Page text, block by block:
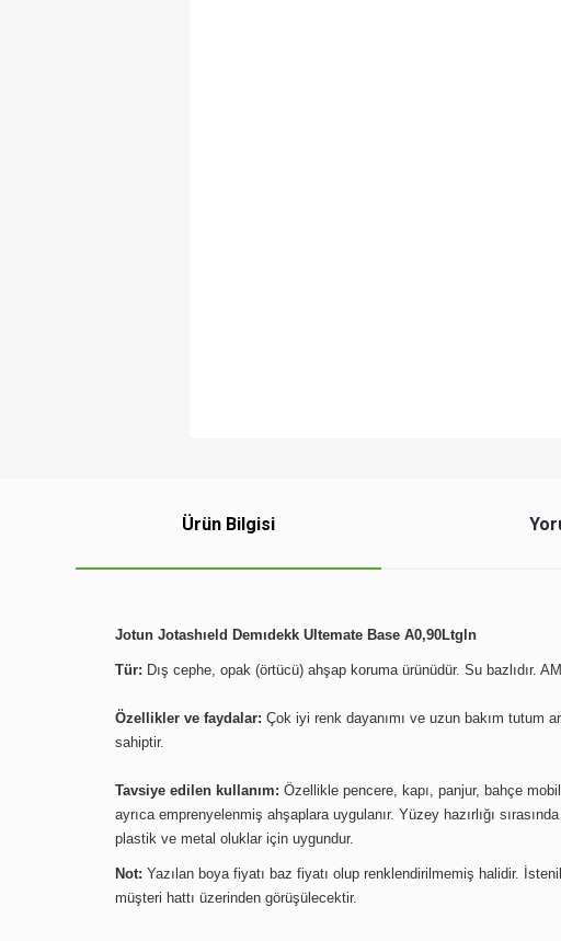
Ürün Bilgisi
Jotun Jotashıeld Demıdekk Ultemate Base A0,90Ltgln
Tür: Dış cephe, opak (örtücü) ahşap koruma ürünüdür. Su bazlıdır.
Özellikler ve faydalar: Çok iyi renk dayanımı ve uzun bakım tutum
sahiptir.
Tavsiye edilen kullanım: Özellikle pencere, kapı, panjur, bahçe
ayrıca emprenyelenmiş ahşaplara uygulanır. Yüzey hazırlığı
plastik ve metal oluklar için uygundur.
Not: Yazılan boya fiyatı baz fiyatı olup renklendirilmemiş halidir.
müşteri hattı üzerinden görüşülecektir.